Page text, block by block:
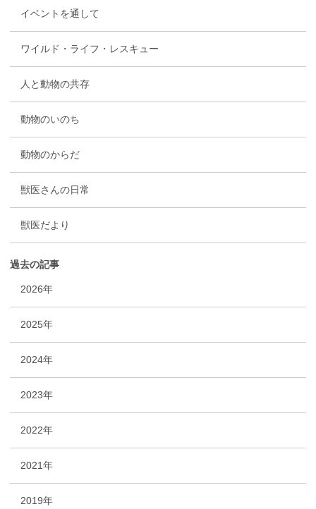
イベントを通して
ワイルド・ライフ・レスキュー
人と動物の共存
動物のいのち
動物のからだ
獣医さんの日常
獣医だより
過去の記事
2026年
2025年
2024年
2023年
2022年
2021年
2019年